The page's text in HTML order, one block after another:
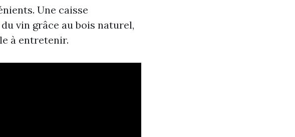
Une caisse
vin grâce au bois naturel,
à entretenir.